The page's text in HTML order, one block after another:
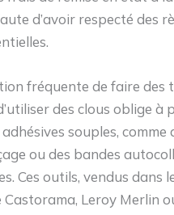
d’avoir respecté des
fréquente de faire des
des clous oblige à
souples, comme
ou des bandes
Ces outils, vendus dans
Castorama, Leroy Merlin